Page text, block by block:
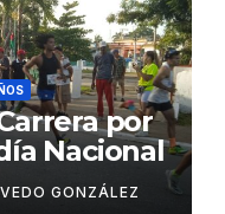
por
Nacional
GONZÁLEZ